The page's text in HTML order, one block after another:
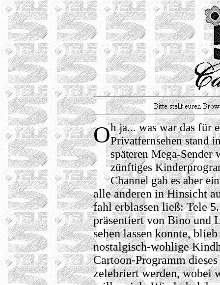
Oh ja... was war das für
Privatfernsehen stand
späteren Mega-Sender
zünftiges
Channel gab es aber
alle anderen in Hinsicht
fahl erblassen ließ: Tele
präsentiert von Bino und
sehen lassen konnte,
nostalgisch-wohlige
Cartoon-Programm
zelebriert werden, wobei